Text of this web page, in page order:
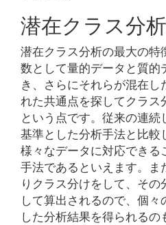
潜在クラス分
潜在クラス分析の最大の
数として量的データと質
き、さらにそれらが混在
れた共通点を探してクラス
という点です。従来の連
基準とした分析手法と比較
様々なデータに対応できる
手法であるといえます。ま
りクラス分けをして、その
して算出されるので、個
した分析結果を得られるの